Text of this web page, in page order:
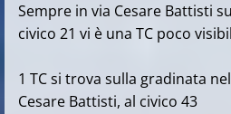
Sempre in via Cesare Battisti
civico 21 vi è una TC poco
1 TC si trova sulla gradinata
Cesare Battisti, al civico 43